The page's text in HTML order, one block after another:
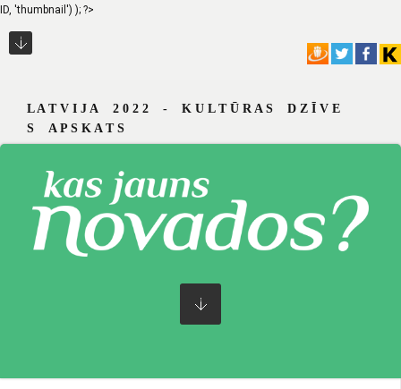
ID, 'thumbnail') ); ?>
L A T V I J A 2 0 2 2 - K U L T Ū R A S D Z Ī V E
S A P S K A T S